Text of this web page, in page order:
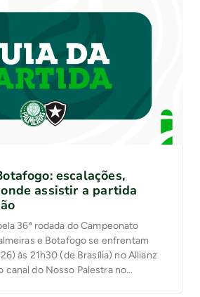
escalações,
assistir a partida
36ª rodada do Campeonato
e Botafogo se enfrentam
às 21h30 (de Brasília) no Allianz
canal do Nosso Palestra no